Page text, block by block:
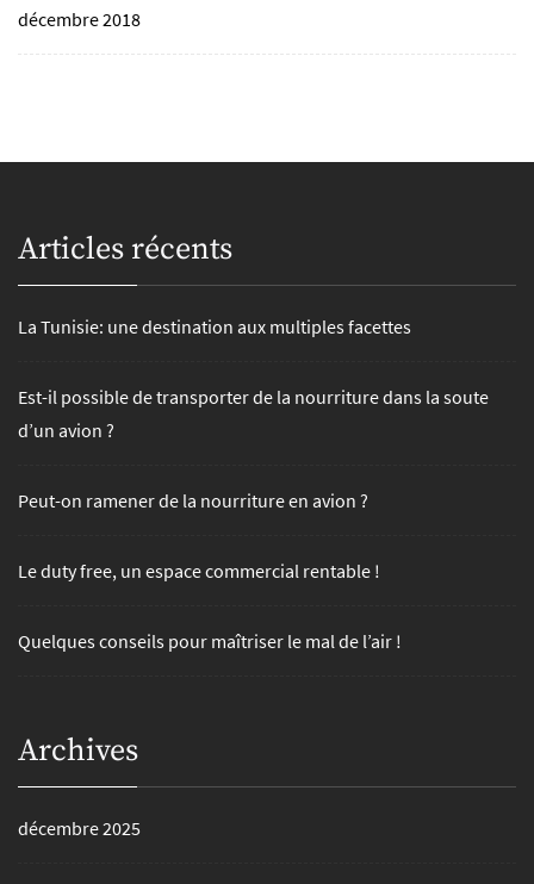
décembre 2018
Articles récents
La Tunisie: une destination aux multiples facettes
Est-il possible de transporter de la nourriture dans la soute
d’un avion ?
Peut-on ramener de la nourriture en avion ?
Le duty free, un espace commercial rentable !
Quelques conseils pour maîtriser le mal de l’air !
Archives
décembre 2025